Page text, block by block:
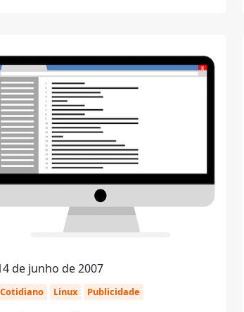
de junho de 2007
Cotidiano Linux Publicidade